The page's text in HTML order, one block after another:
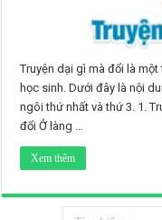
Truyện dại gì mà đổi là
học sinh. Dưới đây là nội
ngôi thứ nhất và thứ 3. 1.
đổi Ở làng …
Xem thêm